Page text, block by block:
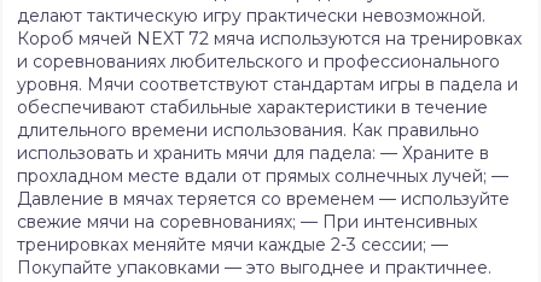
делают тактическую игру практически невозможной.
Короб мячей NEXT 72 мяча используются на тренировках
и соревнованиях любительского и профессионального
уровня. Мячи соответствуют стандартам игры в падела и
обеспечивают стабильные характеристики в течение
длительного времени использования. Как правильно
использовать и хранить мячи для падела: — Храните в
прохладном месте вдали от прямых солнечных лучей; —
Давление в мячах теряется со временем — используйте
свежие мячи на соревнованиях; — При интенсивных
тренировках меняйте мячи каждые 2-3 сессии; —
Покупайте упаковками — это выгоднее и практичнее.